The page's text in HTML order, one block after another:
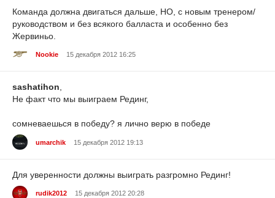
Команда должна двигаться дальше, НО, с новым тренером/
руководством и без всякого балласта и особенно без
Жервиньо.
Nookie 15 декабря 2012 16:25
sashatihon,
Не факт что мы выиграем Рединг,
сомневаешься в победу? я лично верю в победе
umarchik 15 декабря 2012 19:13
Для уверенности должны выиграть разгромно Рединг!
rudik2012 15 декабря 2012 20:28